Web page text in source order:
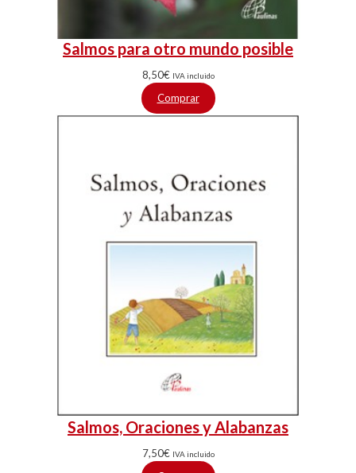
Salmos para otro mundo posible
8,50€ IVA incluido
Comprar
Salmos, Oraciones y Alabanzas
7,50€ IVA incluido